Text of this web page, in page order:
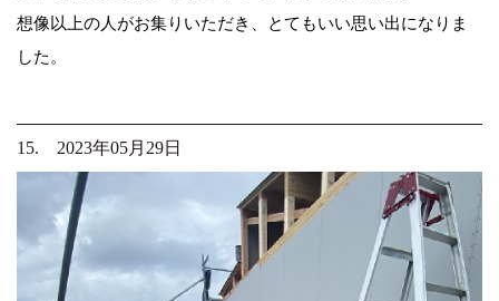
想像以上の人がお集りいただき、とてもいい思い出になりま
した。
15. 2023年05月29日